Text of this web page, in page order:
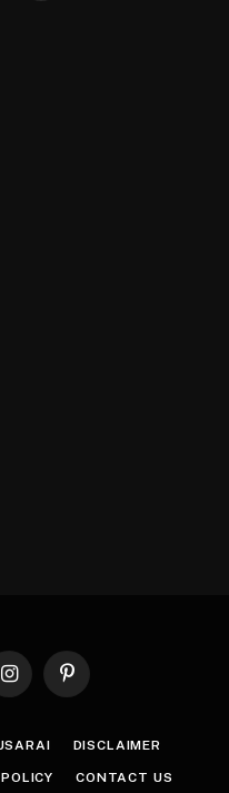
InstagramPinterest
DISCLAIMER
CONTACT US